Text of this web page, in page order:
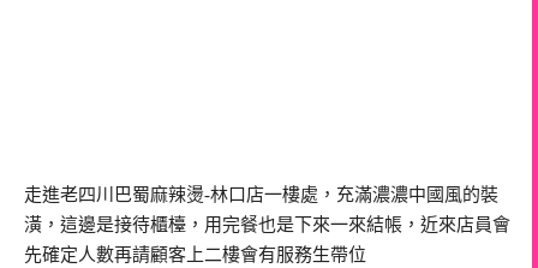
走進老四川巴蜀麻辣燙-林口店一樓處，充滿濃濃中國風的裝
潢，這邊是接待櫃檯，用完餐也是下來一來結帳，近來店員會
先確定人數再請顧客上二樓會有服務生帶位